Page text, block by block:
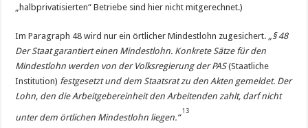
„halbprivatisierten“ Betriebe sind hier nicht mitgerechnet.)
Im Paragraph 48 wird nur ein örtlicher Mindestlohn zugesichert. „§ 48
Der Staat garantiert einen Mindestlohn. Konkrete Sätze für den
Mindestlohn werden von der Volksregierung der PAS(Staatliche
Institution) festgesetzt und dem Staatsrat zu den Akten gemeldet. Der
Lohn, den die Arbeitgebereinheit den Arbeitenden zahlt, darf nicht
unter dem örtlichen Mindestlohn liegen.“
13